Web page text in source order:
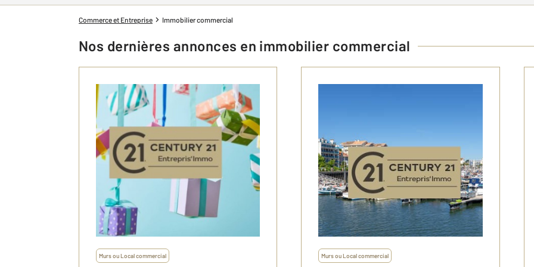
Commerce et Entreprise Immobilier commercial
Nos dernières annonces en immobilier commercial
Murs ou Local commercial Murs ou Local commercial